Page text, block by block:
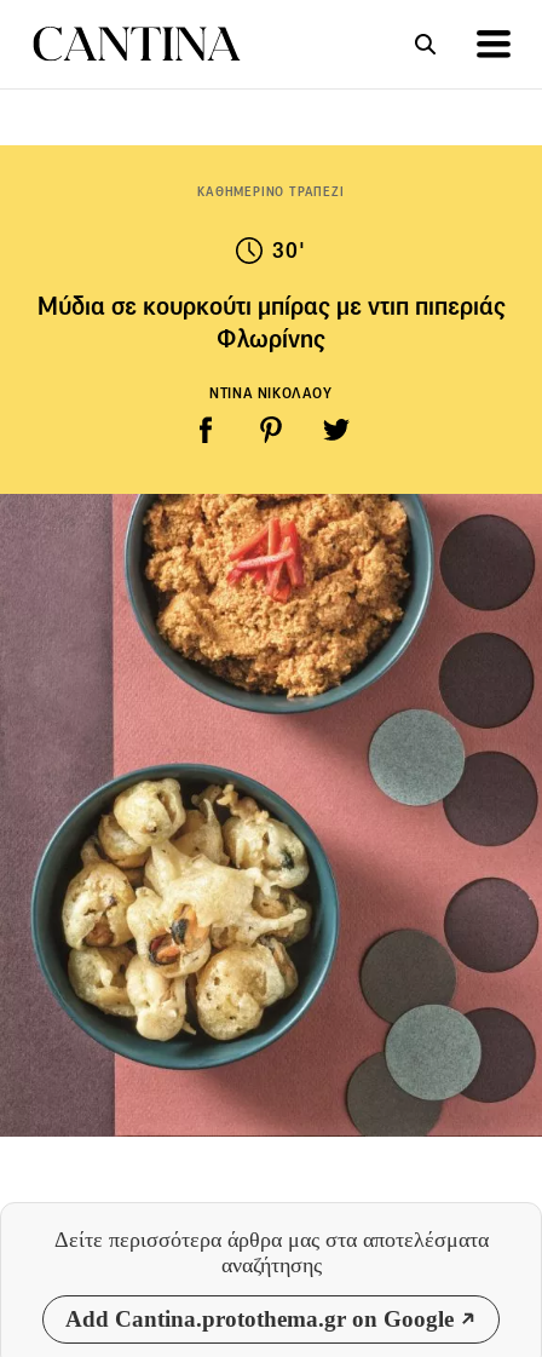
ΚΑΘΗΜΕΡΙΝΟ ΤΡΑΠΕΖΙ
30'
Μύδια σε κουρκούτι μπίρας με ντιπ πιπεριάς
Φλωρίνης
ΝΤΙΝΑ ΝΙΚΟΛΑΟΥ
Δείτε περισσότερα άρθρα μας στα αποτελέσματα
αναζήτησης
Add Cantina.protothema.gr on Google